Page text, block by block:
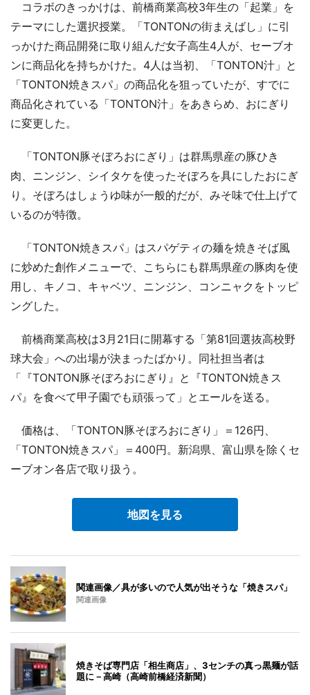
コラボのきっかけは、前橋商業高校3年生の「起業」を
テーマにした選択授業。「TONTONの街まえばし」に引
っかけた商品開発に取り組んだ女子高生4人が、セーブオ
ンに商品化を持ちかけた。4人は当初、「TONTON汁」と
「TONTON焼きスパ」の商品化を狙っていたが、すでに
商品化されている「TONTON汁」をあきらめ、おにぎり
に変更した。
「TONTON豚そぼろおにぎり」は群馬県産の豚ひき
肉、ニンジン、シイタケを使ったそぼろを具にしたおにぎ
り。そぼろはしょうゆ味が一般的だが、みそ味で仕上げて
いるのが特徴。
「TONTON焼きスパ」はスパゲティの麺を焼きそば風
に炒めた創作メニューで、こちらにも群馬県産の豚肉を使
用し、キノコ、キャベツ、ニンジン、コンニャクをトッピ
ングした。
前橋商業高校は3月21日に開幕する「第81回選抜高校野
球大会」への出場が決まったばかり。同社担当者は
「『TONTON豚そぼろおにぎり』と『TONTON焼きス
パ』を食べて甲子園でも頑張って」とエールを送る。
価格は、「TONTON豚そぼろおにぎり」＝126円、
「TONTON焼きスパ」＝400円。新潟県、富山県を除くセ
ーブオン各店で取り扱う。
地図を見る
関連画像／具が多いので人気が出そうな「焼きスパ」
関連画像
焼きそば専門店「相生商店」、3センチの真っ黒麺が話
題に－高崎（高崎前橋経済新聞）